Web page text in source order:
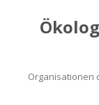
Organisationen